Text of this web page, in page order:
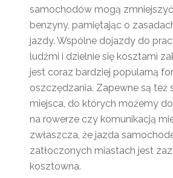
samochodów mogą
benzyny, pamiętając o
jazdy. Wspólne dojazdy do
ludźmi i dzielnie się kosztami
jest coraz bardziej popularną
oszczędzania. Zapewne są też
miejsca, do których możemy
na rowerze czy komunikacją
zwłaszcza, że jazda
zatłoczonych miastach jest
kosztowna.